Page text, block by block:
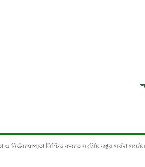
নিশ্চিত করতে সংশ্লিষ্ট দপ্তর সর্বদা সচেষ্ট।